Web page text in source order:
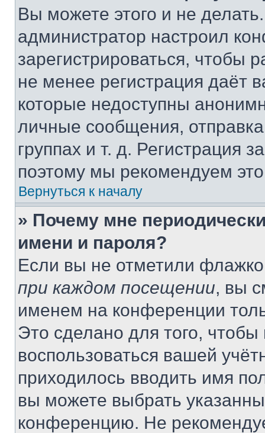
Вы можете этого и не
администратор настроил
зарегистрироваться, чтобы
не менее регистрация даёт
которые недоступны
личные сообщения,
группах и т. д. Регистрация
поэтому мы рекомендуем
Вернуться к началу
» Почему мне
имени и пароля?
Если вы не отметили
при каждом посещении, вы
именем на конференции
Это сделано для того, чтобы
воспользоваться вашей
приходилось вводить имя
вы можете выбрать
конференцию. Не